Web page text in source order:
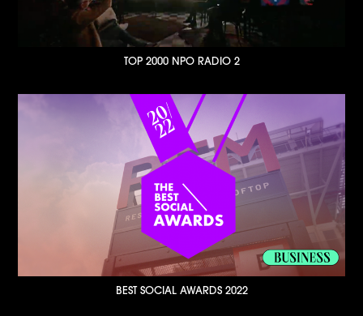
TOP 2000 NPO RADIO 2
BEST SOCIAL AWARDS 2022